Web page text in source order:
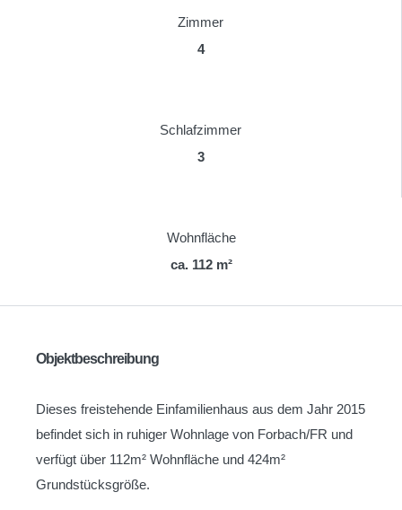
Zimmer
4
Schlafzimmer
3
Wohnfläche
ca. 112 m²
Objektbeschreibung
Dieses freistehende Einfamilienhaus aus dem Jahr 2015
befindet sich in ruhiger Wohnlage von Forbach/FR und
verfügt über 112m² Wohnfläche und 424m²
Grundstücksgröße.